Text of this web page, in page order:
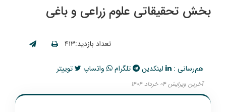
بخش تحقیقاتی علوم زراعی و باغی
تعداد بازدید:۴۱۳
هم‌رسانی : لینکدین تلگرام واتساپ توییتر
آخرین ویرایش ۰۴ خرداد ۱۴۰۴